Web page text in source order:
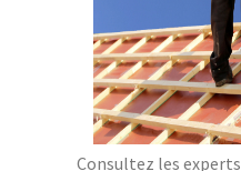
Consultez les